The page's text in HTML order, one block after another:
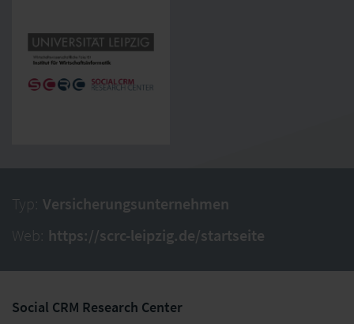
Typ: Versicherungsunternehmen
Web: https://scrc-leipzig.de/startseite
Social CRM Research Center